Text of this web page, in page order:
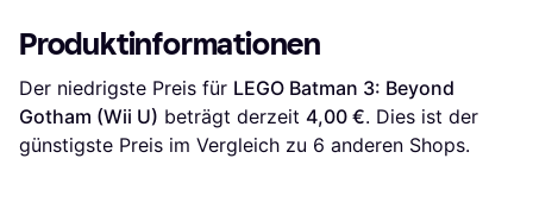
Produktinformationen
Der niedrigste Preis für LEGO Batman 3: Beyond
Gotham (Wii U) beträgt derzeit 4,00 €. Dies ist der
günstigste Preis im Vergleich zu 6 anderen Shops.